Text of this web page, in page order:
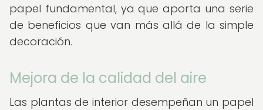
papel fundamental, ya que aporta una serie
de beneficios que van más allá de la simple
decoración.
Mejora de la calidad del aire
Las plantas de interior desempeñan un papel